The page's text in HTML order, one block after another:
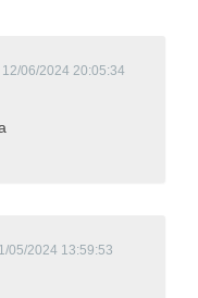
12/06/2024 20:05:34
05/2024 13:59:53